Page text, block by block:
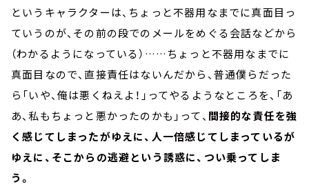
というキャラクターは、ちょっと不器用なまでに真面目っ
ていうのが、その前の段でのメールをめぐる会話などから
（わかるようになっている）……ちょっと不器用なまでに
真面目なので、直接責任はないんだから、普通僕らだった
ら「いや、俺は悪くねえよ！」ってやるようなところを、「あ
あ、私もちょっと悪かったのかも」って、 間接的な責任を強
く感じてしまったがゆえに、人一倍感じてしまっているが
ゆえに、そこからの逃避という誘惑に、つい乗ってしま
う。